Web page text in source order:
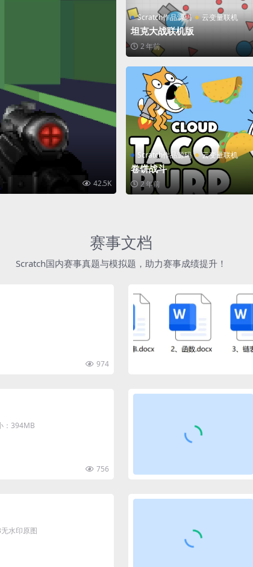
42.5K
Scratch作品源码 云变量联机
坦克大战联机版
2 年前
Scratch作品源码 云变量联机
卷饼战斗
2 年前
赛事文档
Scratch国内赛事真题与模拟题，助力赛事成绩提升！
974
：394MB
756
水印原图